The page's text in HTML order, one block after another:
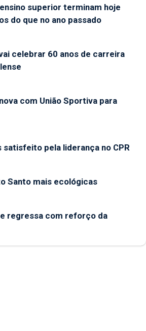
superior terminam hoje
do que no ano passado
celebrar 60 anos de carreira
com União Sportiva para
satisfeito pela liderança no CPR
Santo mais ecológicas
regressa com reforço da